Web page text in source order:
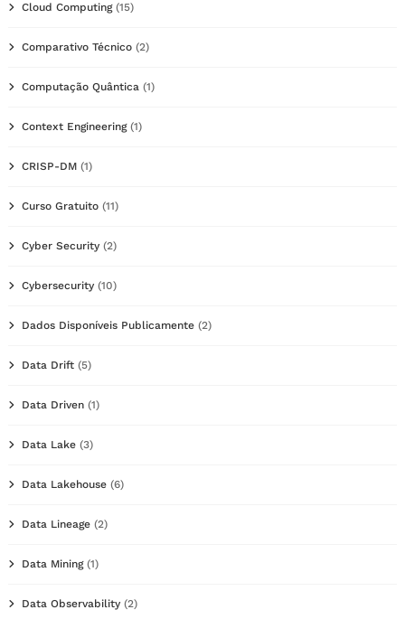
Cloud Computing(15)
Comparativo Técnico (2)
Computação Quântica (1)
Context Engineering(1)
CRISP-DM (1)
Curso Gratuito (11)
Cyber Security (2)
Cybersecurity (10)
Dados Disponíveis Publicamente (2)
Data Drift (5)
Data Driven (1)
Data Lake (3)
Data Lakehouse (6)
Data Lineage (2)
Data Mining(1)
Data Observability (2)